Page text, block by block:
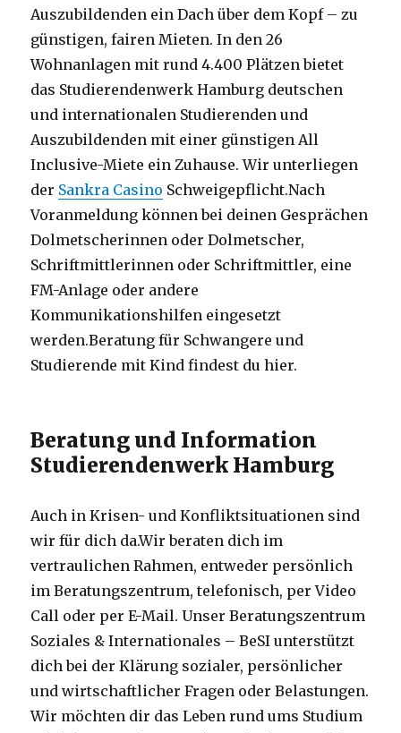
Auszubildenden ein Dach über dem Kopf – zu
günstigen, fairen Mieten. In den 26
Wohnanlagen mit rund 4.400 Plätzen bietet
das Studierendenwerk Hamburg deutschen
und internationalen Studierenden und
Auszubildenden mit einer günstigen All
Inclusive-Miete ein Zuhause. Wir unterliegen
der Sankra Casino Schweigepflicht.Nach
Voranmeldung können bei deinen Gesprächen
Dolmetscherinnen oder Dolmetscher,
Schriftmittlerinnen oder Schriftmittler, eine
FM-Anlage oder andere
Kommunikationshilfen eingesetzt
werden.Beratung für Schwangere und
Studierende mit Kind findest du hier.
Beratung und Information
Studierendenwerk Hamburg
Auch in Krisen- und Konfliktsituationen sind
wir für dich da.Wir beraten dich im
vertraulichen Rahmen, entweder persönlich
im Beratungszentrum, telefonisch, per Video
Call oder per E-Mail. Unser Beratungszentrum
Soziales & Internationales – BeSI unterstützt
dich bei der Klärung sozialer, persönlicher
und wirtschaftlicher Fragen oder Belastungen.
Wir möchten dir das Leben rund ums Studium